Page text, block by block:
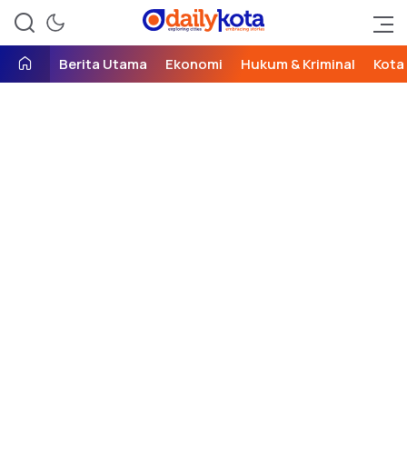
Daily Kota
exploring cities, embracing
Berita Utama Ekonomi Hukum & Kriminal Kota